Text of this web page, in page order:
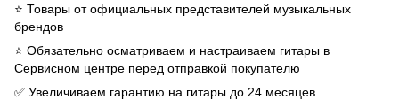
⭐️ Товары от официальных представителей музыкальных
брендов
⭐️ Обязательно осматриваем и настраиваем гитары в
Сервисном центре перед отправкой покупателю
✅ Увеличиваем гарантию на гитары до 24 месяцев